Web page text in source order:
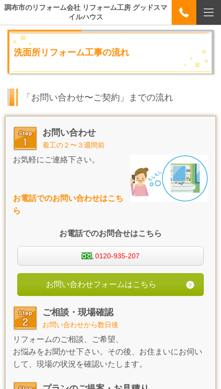
調布市のリフォーム会社 リフォーム工房 グッドスマ
イルハウス
洗面所リフォーム工事の流れ
「お問い合わせ〜ご契約」までの流れ
お問い合わせ
着工の２〜３週間前
お気軽にご連絡下さい。
お電話でのお問い合わせはこち
ら
お電話でのお問合せはこちら
0120-935-207
お問い合わせフォームはこちら
ご相談・現場確認
お問い合わせから数日後
リフォームのご相談、ご希望、
お悩みをお聞かせ下さい。その後、お住まいにお伺い
して、現場の状況を確認いたします。